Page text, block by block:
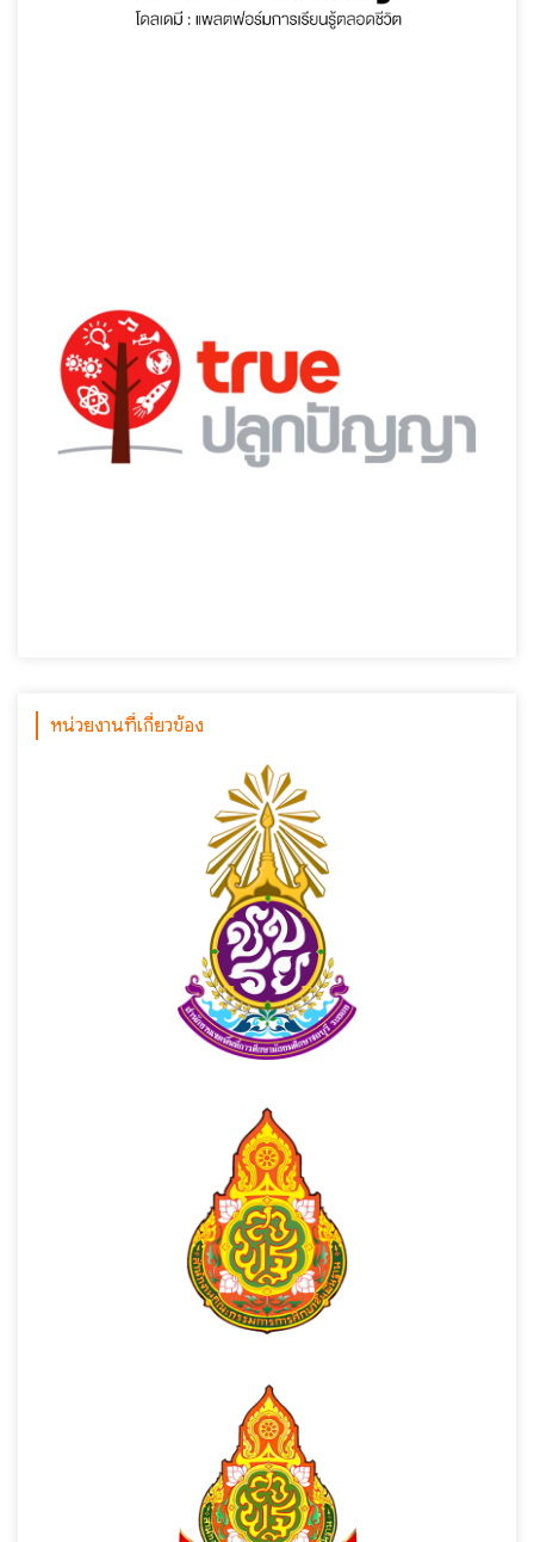
หน่วยงานที่เกี่ยวข้อง